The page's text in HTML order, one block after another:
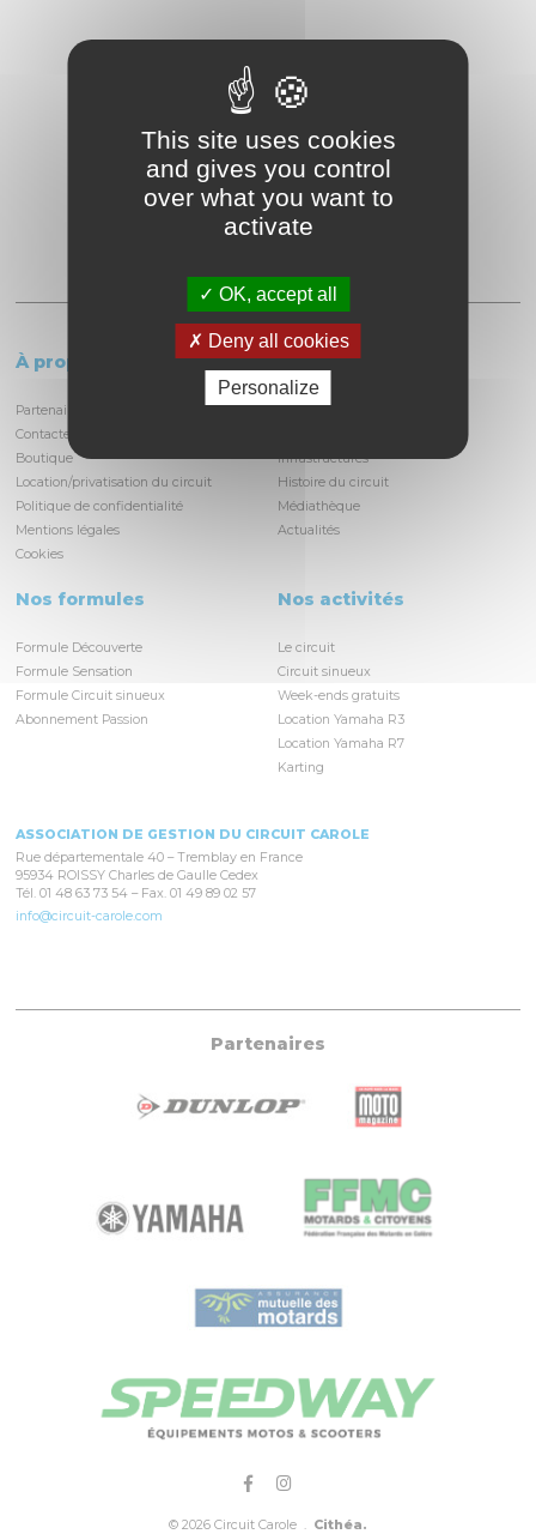
À propos
Partenaires et locataires
Contactez-nous
Boutique
Location/privatisation du circuit
Politique de confidentialité
Mentions légales
Cookies
Le circuit
Informations pratiques
Infrastructures
Histoire du circuit
Médiathèque
Actualités
Nos formules
Formule Découverte
Formule Sensation
Formule Circuit sinueux
Abonnement Passion
Nos activités
Le circuit
Circuit sinueux
Week-ends gratuits
Location Yamaha R3
Location Yamaha R7
Karting
ASSOCIATION DE GESTION DU CIRCUIT CAROLE
Rue départementale 40 – Tremblay en France
95934 ROISSY Charles de Gaulle Cedex
Tél. 01 48 63 73 54 – Fax. 01 49 89 02 57
info@circuit-carole.com
Partenaires
© 2026 Circuit Carole . Cithéa.
This site uses cookies
and gives you control
over what you want to
activate
OK, accept all
Deny all cookies
Personalize